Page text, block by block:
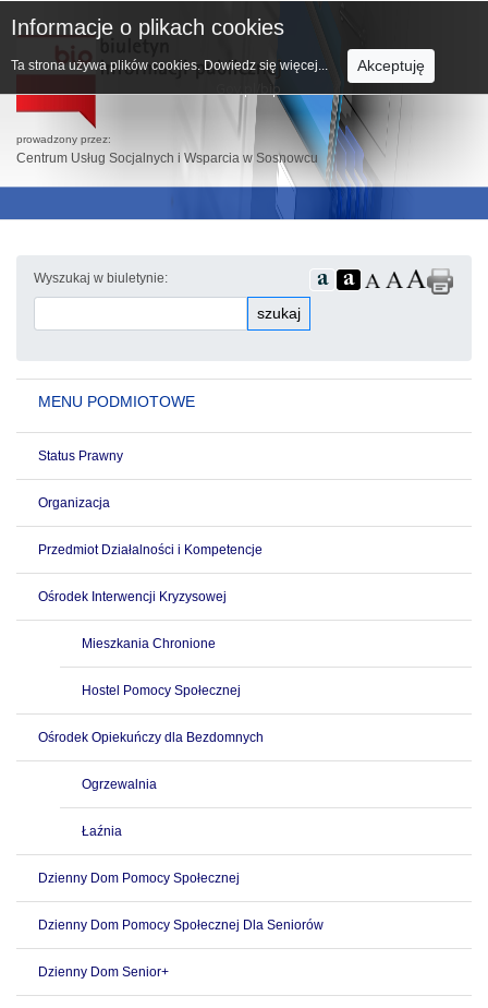
prowadzony przez:
Centrum Usług Socjalnych i Wsparcia w Sosnowcu
Wyszukaj w biuletynie:
szukaj
MENU PODMIOTOWE
Status Prawny
Organizacja
Przedmiot Działalności i Kompetencje
Ośrodek Interwencji Kryzysowej
Mieszkania Chronione
Hostel Pomocy Społecznej
Ośrodek Opiekuńczy dla Bezdomnych
Ogrzewalnia
Łaźnia
Dzienny Dom Pomocy Społecznej
Dzienny Dom Pomocy Społecznej Dla Seniorów
Dzienny Dom Senior+
Informacje o plikach cookies
Ta strona używa plików cookies. Dowiedz się więcej... Akceptuję